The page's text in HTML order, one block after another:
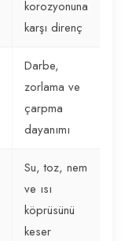
korozyonuna
karşı direnç
Darbe,
zorlama ve
çarpma
dayanımı
Su, toz, nem
ve ısı
köprüsünü
keser